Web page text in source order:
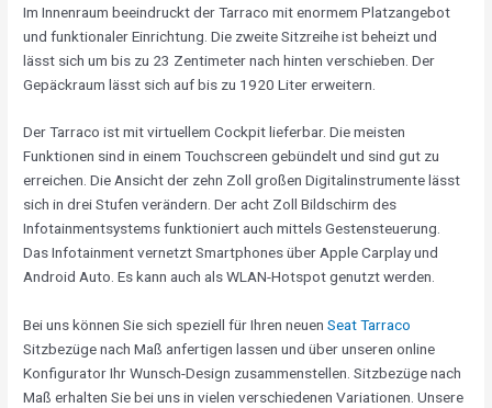
Im Innenraum beeindruckt der Tarraco mit enormem Platzangebot
und funktionaler Einrichtung. Die zweite Sitzreihe ist beheizt und
lässt sich um bis zu 23 Zentimeter nach hinten verschieben. Der
Gepäckraum lässt sich auf bis zu 1920 Liter erweitern.
Der Tarraco ist mit virtuellem Cockpit lieferbar. Die meisten
Funktionen sind in einem Touchscreen gebündelt und sind gut zu
erreichen. Die Ansicht der zehn Zoll großen Digitalinstrumente lässt
sich in drei Stufen verändern. Der acht Zoll Bildschirm des
Infotainmentsystems funktioniert auch mittels Gestensteuerung.
Das Infotainment vernetzt Smartphones über Apple Carplay und
Android Auto. Es kann auch als WLAN-Hotspot genutzt werden.
Bei uns können Sie sich speziell für Ihren neuenSeat Tarraco
Sitzbezüge nach Maß anfertigen lassen und über unseren online
Konfigurator Ihr Wunsch-Design zusammenstellen. Sitzbezüge nach
Maß erhalten Sie bei uns in vielen verschiedenen Variationen. Unsere